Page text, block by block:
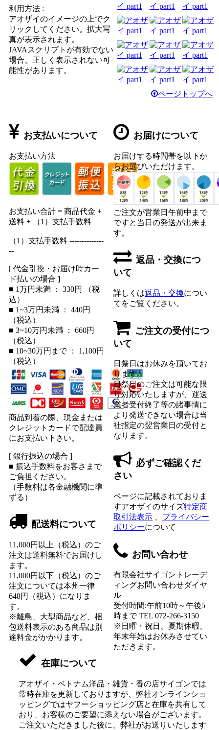
利用方法 :
アオザイのイメージの上でク
リックしてください。拡大写
真が表示されます。
JAVAスクリプトが有効でない
場合、正しく表示されない可
能性があります。
ページトップへ
お支払いについて
お支払い方法
お支払い合計 = 商品代金 +
送料 + （1）支払手数料
（1）支払手数料 --------------
--
[ 代金引換・お届け時カー
ド払いの場合 ]
■ 1万円未満 ： 330円 （税
込）
■ 1~3万円未満 ： 440円
（税込）
■ 3~10万円未満 ： 660円
（税込）
■ 10~30万円まで ： 1,100円
（税込）
商品到着の際、現金または
クレジットカードで配達員
にお支払い下さい。
[ 銀行振込の場合 ]
■ 振込手数料をお客さまで
ご負担ください。
（手数料は各金融機関に準
ずる）
配送料について
11,000円以上（税込）のご
注文は送料無料でお届けし
ます。
11,000円以下（税込）のご
注文については本州一律
648円（税込）になりま
す。
※離島、大型商品など、梱
包送料表示のある商品は別
途料金がかかります。
お届けについて
お届けする時間帯を以下か
らお選びいただけます。
ご注文が営業日午前中まで
ですと当日の発送が出来ま
す。
返品・交換につ
いて
詳しくは返品・交換につい
てをご覧ください。
ご注文の受付につ
いて
日祭日はお休みを頂いてお
ります。
日祭日のご注文は可能な限
り対応いたしますが、運送
業者受付終了等の諸事情に
より発送できない場合は当
社指定の翌営業日の受付と
なります。
必ずご確認くだ
さい
ページに記載されておりま
すアオザイのサイズ特定商
取引法表示
プライバシー
ポリシーについて
お問い合わせ
有限会社サイゴントレーデ
ィングお問い合わせダイヤ
ル
受付時間:午前10時～午後5
時まで TEL 072-266-3150
※日曜・祝日、夏期休暇、
年末年始はお休みさせてい
ただきます。
在庫について
アオザイ・ベトナム洋品・雑貨・香の店サイゴンでは
常時在庫を更新しておりますが、弊社オンラインショ
ッピングではヤフーショッピング店と在庫を共有して
おり、お客様のご要望に添えない場合がございます。
ご注文いただきました後に、弊社がお送りいたします